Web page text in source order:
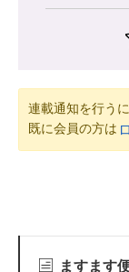
連載通知を行う
既に会員の方は
ますます